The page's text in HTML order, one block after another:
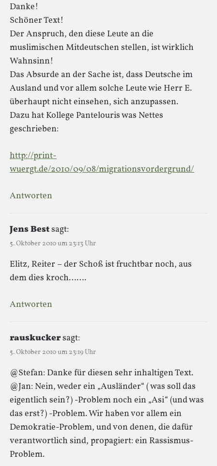
Danke!
Schöner Text!
Der Anspruch, den diese Leute an die
muslimischen Mitdeutschen stellen, ist wirklich
Wahnsinn!
Das Absurde an der Sache ist, dass Deutsche im
Ausland und vor allem solche Leute wie Herr E.
überhaupt nicht einsehen, sich anzupassen.
Dazu hat Kollege Pantelouris was Nettes
geschrieben:
http://print-
wuergt.de/2010/09/08/migrationsvordergrund/
Antworten
Jens Bestsagt:
5. Oktober 2010 um 23:13 Uhr
Elitz, Reiter – der Schoß ist fruchtbar noch, aus
dem dies kroch…….
Antworten
rauskuckersagt:
5. Oktober 2010 um 23:19 Uhr
@Stefan: Danke für diesen sehr inhaltigen Text.
@Jan: Nein, weder ein „Ausländer“ ( was soll das
eigentlich sein?) -Problem noch ein „Asi“ (und was
das erst?) -Problem. Wir haben vor allem ein
Demokratie-Problem, und von denen, die dafür
verantwortlich sind, propagiert: ein Rassismus-
Problem.